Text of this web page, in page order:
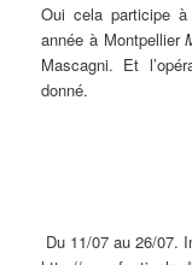
Oui cela participe
année à Montpellier
Mascagni. Et
donné.
Du 11/07 au 26/07.